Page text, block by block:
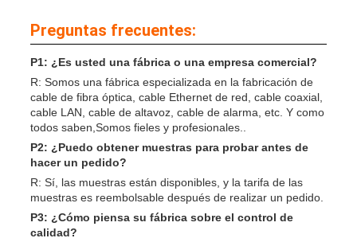
Preguntas frecuentes:
P1: ¿Es usted una fábrica o una empresa comercial?
R: Somos una fábrica especializada en la fabricación de
cable de fibra óptica, cable Ethernet de red, cable coaxial,
cable LAN, cable de altavoz, cable de alarma, etc. Y como
todos saben,Somos fieles y profesionales..
P2: ¿Puedo obtener muestras para probar antes de
hacer un pedido?
R: Sí, las muestras están disponibles, y la tarifa de las
muestras es reembolsable después de realizar un pedido.
P3: ¿Cómo piensa su fábrica sobre el control de
calidad?